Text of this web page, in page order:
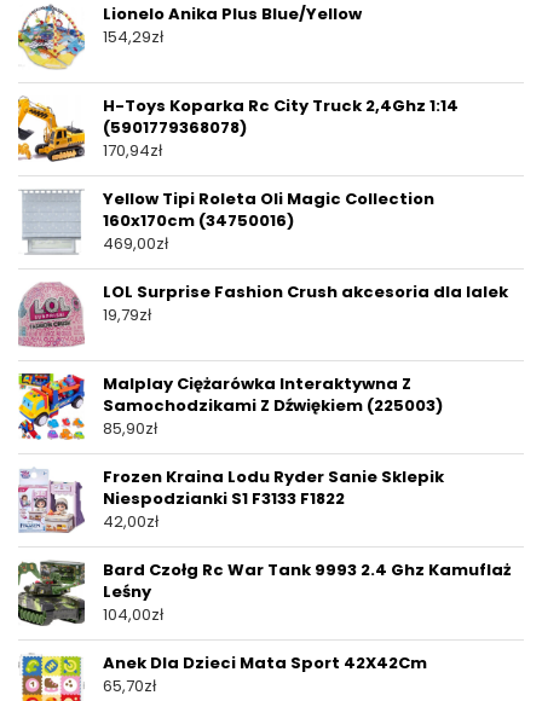
Lionelo Anika Plus Blue/Yellow
154,29zł
H-Toys Koparka Rc City Truck 2,4Ghz 1:14
(5901779368078)
170,94zł
Yellow Tipi Roleta Oli Magic Collection
160x170cm (34750016)
469,00zł
LOL Surprise Fashion Crush akcesoria dla lalek
19,79zł
Malplay Ciężarówka Interaktywna Z
Samochodzikami Z Dźwiękiem (225003)
85,90zł
Frozen Kraina Lodu Ryder Sanie Sklepik
Niespodzianki S1 F3133 F1822
42,00zł
Bard Czołg Rc War Tank 9993 2.4 Ghz Kamuflaż
Leśny
104,00zł
Anek Dla Dzieci Mata Sport 42X42Cm
65,70zł